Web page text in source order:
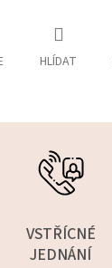
HLÍDAT
VSTŘÍCNÉ
JEDNÁNÍ